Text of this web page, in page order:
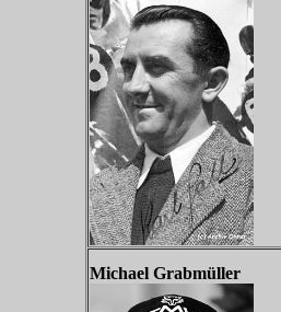
Michael Grabmüller